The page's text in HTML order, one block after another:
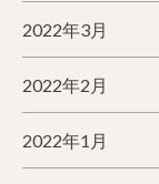
2022年3月
2022年2月
2022年1月